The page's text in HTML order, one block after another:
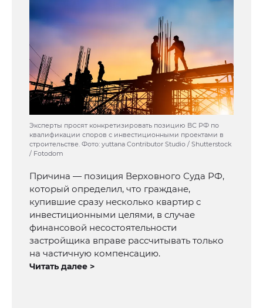
Эксперты просят конкретизировать позицию ВС РФ по
квалификации споров с инвестиционными проектами в
строительстве. Фото: yuttana Contributor Studio / Shutterstock
/ Fotodom
Причина — позиция Верховного Суда РФ,
который определил, что граждане,
купившие сразу несколько квартир с
инвестиционными целями, в случае
финансовой несостоятельности
застройщика вправе рассчитывать только
на частичную компенсацию.
Читать далее >